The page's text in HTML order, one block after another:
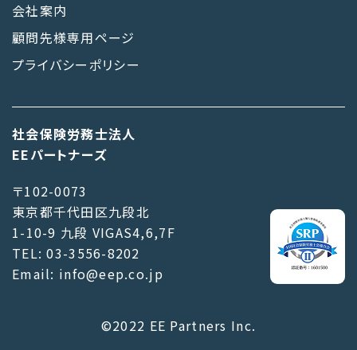
社会保険労務士法人
EEパートナーズ
〒102-0073
東京都千代田区九段北
1-10-9 九段 VIGAS4,6,7F
TEL: 03-3556-8202
Email: info@eep.co.jp
会社案内
顧問先様専用ページ
プライバシーポリシー
©2022 EE Partners Inc.